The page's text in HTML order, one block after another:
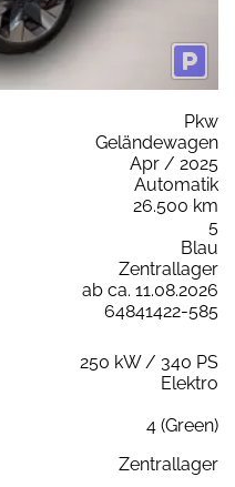
Pkw
Geländewagen
Apr / 2025
Automatik
26.500 km
5
Blau
Zentrallager
ab ca. 11.08.2026
64841422-585
250 kW / 340 PS
Elektro
4 (Green)
Zentrallager